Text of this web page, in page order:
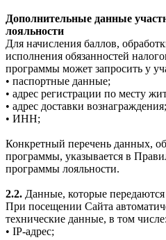
Дополнительные данные
лояльности
Для начисления баллов,
исполнения обязанностей
программы может запросить у
• паспортные данные;
• адрес регистрации по месту
• адрес доставки вознаграждения;
• ИНН;
Конкретный перечень данных,
программы, указывается в
программы лояльности.
2.2. Данные, которые передаются
При посещении Сайта
технические данные, в том числе:
• IP-адрес;